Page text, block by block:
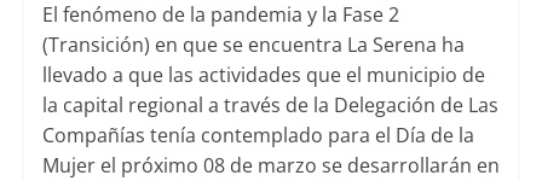
El fenómeno de la pandemia y la Fase 2
(Transición) en que se encuentra La Serena ha
llevado a que las actividades que el municipio de
la capital regional a través de la Delegación de Las
Compañías tenía contemplado para el Día de la
Mujer el próximo 08 de marzo se desarrollarán en